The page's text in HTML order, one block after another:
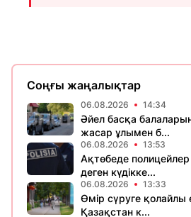
Соңғы жаңалықтар
06.08.2026 14:34
Әйел басқа
жасар ұлымен б...
06.08.2026 13:53
Ақтөбеде
деген күдікке...
06.08.2026 13:33
Өмір сүруге қолайлы
Қазақстан к...